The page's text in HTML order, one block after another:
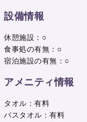
設備情報
休憩施設：○
食事処の有無：○
宿泊施設の有無：○
アメニティ情報
タオル：有料
バスタオル：有料